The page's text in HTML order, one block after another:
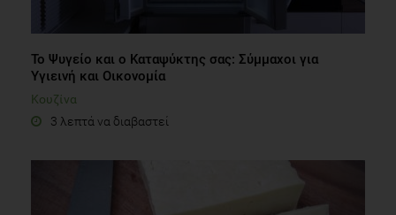
Το Ψυγείο και ο Καταψύκτης σας: Σύμμαχοι για
Υγιεινή και Οικονομία
Κουζίνα
3 λεπτά να διαβαστεί